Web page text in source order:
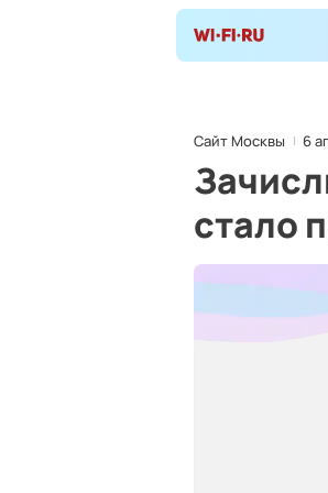
Сайт Москвы 6
стало